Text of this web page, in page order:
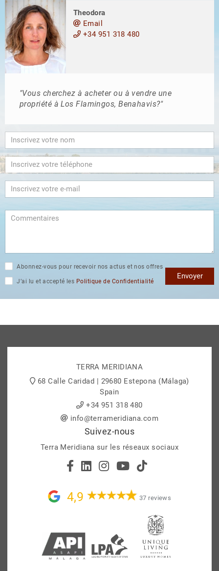
Theodora
Email
+34 951 318 480
"Vous cherchez à acheter ou à vendre une
propriété à Los Flamingos, Benahavis?"
Abonnez-vous pour recevoir nos actus et nos offres
J’ai lu et accepté les Politique de Confidentialité
Envoyer
TERRA MERIDIANA
68 Calle Caridad | 29680 Estepona (Málaga)
Spain
+34 951 318 480
info@terrameridiana.com
Suivez-nous
Terra Meridiana sur les réseaux sociaux
4,9 37 reviews